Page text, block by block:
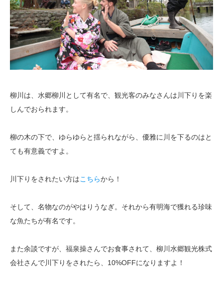
柳川は、水郷柳川として有名で、観光客のみなさんは川下りを楽
しんでおられます。
柳の木の下で、ゆらゆらと揺られながら、優雅に川を下るのはと
ても有意義ですよ。
川下りをされたい方はこちらから！
そして、名物なのがやはりうなぎ。それから有明海で獲れる珍味
な魚たちが有名です。
また余談ですが、福泉操さんでお食事されて、柳川水郷観光株式
会社さんで川下りをされたら、10%OFFになりますよ！